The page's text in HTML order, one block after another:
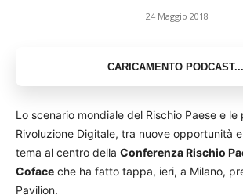
24 Maggio 2018
Lo scenario mondiale del Rischio Paese e
Rivoluzione Digitale, tra nuove opportunità
tema al centro della Conferenza Rischio
Coface che ha fatto tappa, ieri, a Milano,
Pavilion.